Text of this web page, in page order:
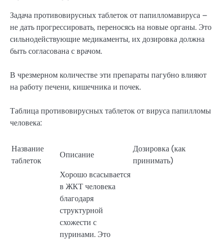
Задача противовирусных таблеток от папилломавируса –
не дать прогрессировать, переносясь на новые органы. Это
сильнодействующие медикаменты, их дозировка должна
быть согласована с врачом.
В чрезмерном количестве эти препараты пагубно влияют
на работу печени, кишечника и почек.
Таблица противовирусных таблеток от вируса папилломы
человека:
Название
таблеток
Описание
Дозировка (как
принимать)
Хорошо всасывается
в ЖКТ человека
благодаря
структурной
схожести с
пуринами. Это